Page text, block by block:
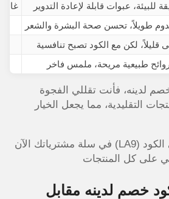
للبيئة، عبوات قابلة لإعادة التدوير
تدوم طويلاً، تحسن صحة البشرة والشعر
قليلاً، لكن مع الكود تصبح تنافسية
طبيعية مريحة، ملمس فاخر
لدينه، فأنت تقللي الفجوة
التقليدية، مما يجعل الخيار
جاهزة للتسوق؟ طبّقي الكود (LA9) في سلة مشترياتك الآن
على كل المنتجات
خصم لدينه مقابل